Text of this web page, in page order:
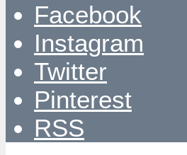
Facebook
Instagram
Twitter
Pinterest
RSS